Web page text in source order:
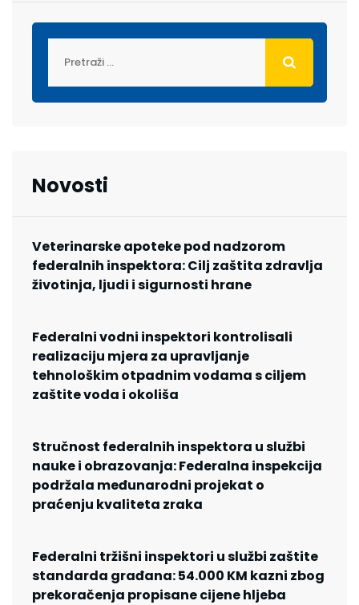
Novosti
Veterinarske apoteke pod nadzorom
federalnih inspektora: Cilj zaštita zdravlja
životinja, ljudi i sigurnosti hrane
Federalni vodni inspektori kontrolisali
realizaciju mjera za upravljanje
tehnološkim otpadnim vodama s ciljem
zaštite voda i okoliša
Stručnost federalnih inspektora u službi
nauke i obrazovanja: Federalna inspekcija
podržala međunarodni projekat o
praćenju kvaliteta zraka
Federalni tržišni inspektori u službi zaštite
standarda građana: 54.000 KM kazni zbog
prekoračenja propisane cijene hljeba